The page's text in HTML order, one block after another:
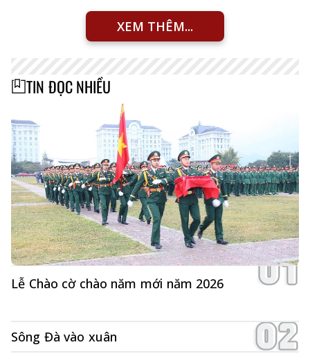
XEM THÊM...
TIN ĐỌC NHIỀU
Lễ Chào cờ chào năm mới năm 2026
Sông Đà vào xuân